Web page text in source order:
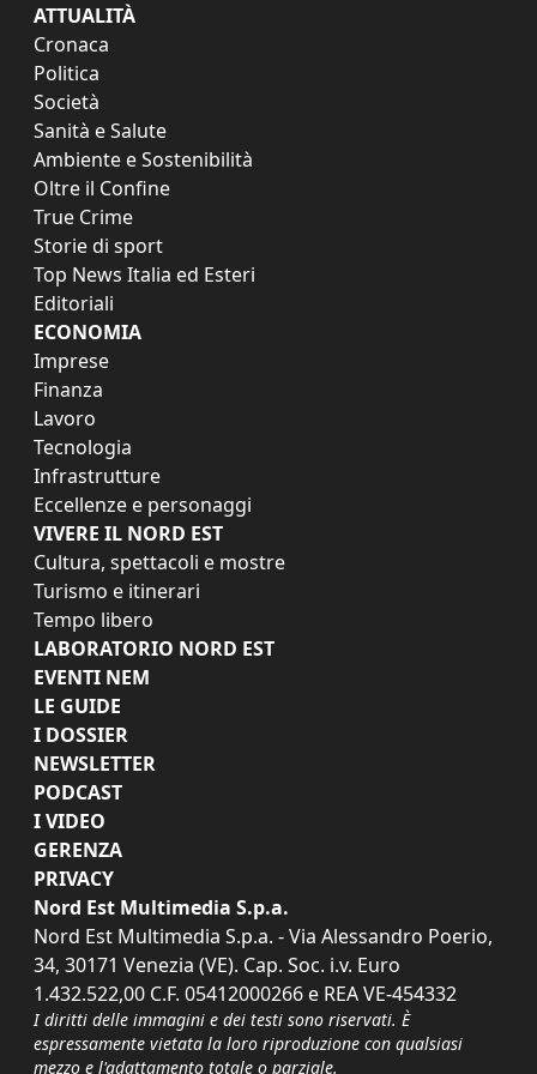
ATTUALITÀ
Cronaca
Politica
Società
Sanità e Salute
Ambiente e Sostenibilità
Oltre il Confine
True Crime
Storie di sport
Top News Italia ed Esteri
Editoriali
ECONOMIA
Imprese
Finanza
Lavoro
Tecnologia
Infrastrutture
Eccellenze e personaggi
VIVERE IL NORD EST
Cultura, spettacoli e mostre
Turismo e itinerari
Tempo libero
LABORATORIO NORD EST
EVENTI NEM
LE GUIDE
I DOSSIER
NEWSLETTER
PODCAST
I VIDEO
GERENZA
PRIVACY
Nord Est Multimedia S.p.a.
Nord Est Multimedia S.p.a. - Via Alessandro Poerio,
34, 30171 Venezia (VE). Cap. Soc. i.v. Euro
1.432.522,00 C.F. 05412000266 e REA VE-454332
I diritti delle immagini e dei testi sono riservati. È
espressamente vietata la loro riproduzione con qualsiasi
mezzo e l'adattamento totale o parziale.